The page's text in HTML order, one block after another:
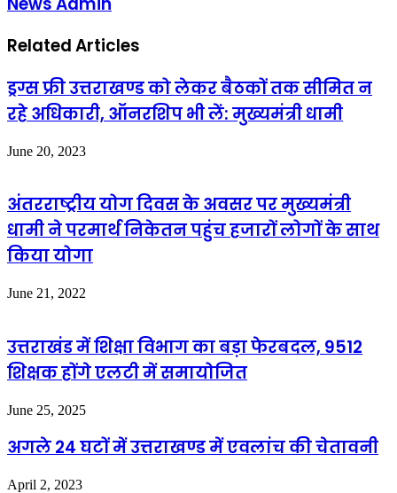
Related Articles
ड्रग्स फ्री उत्तराखण्ड को लेकर बैठकों तक सीमित न
रहे अधिकारी, ऑनरशिप भी लें: मुख्यमंत्री धामी
June 20, 2023
अंतरराष्ट्रीय योग दिवस के अवसर पर मुख्यमंत्री
धामी ने परमार्थ निकेतन पहुंच हजारों लोगों के साथ
किया योगा
June 21, 2022
उत्तराखंड में शिक्षा विभाग का बड़ा फेरबदल, 9512
शिक्षक होंगे एलटी में समायोजित
June 25, 2025
अगले 24 घटों में उत्तराखण्ड में एवलांच की चेतावनी
April 2, 2023